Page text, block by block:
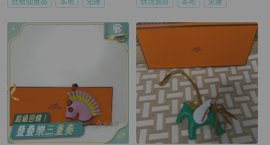
近新閒置品 本地 免運 狀況良好 本地 免運